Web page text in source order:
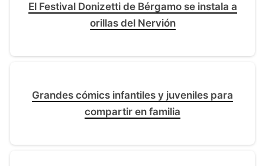
El Festival Donizetti de Bérgamo se instala a
orillas del Nervión
Grandes cómics infantiles y juveniles para
compartir en familia